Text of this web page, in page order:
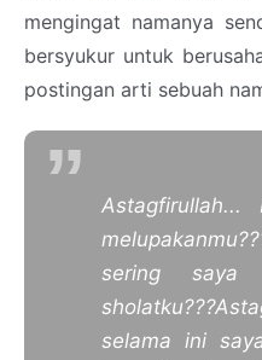
mengingat namanya
bersyukur untuk
postingan arti sebuah
sering saya
sholatku???
selama ini